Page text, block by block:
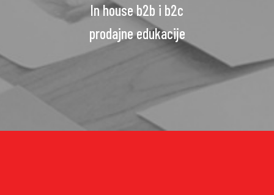
In house b2b i b2c
prodajne edukacije